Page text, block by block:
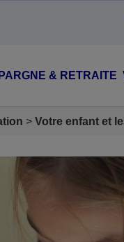
& RETRAITE
Votre enfant et